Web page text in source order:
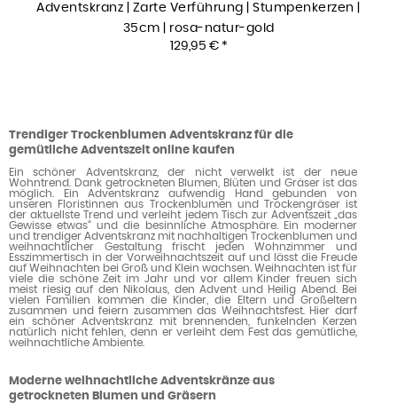
Adventskranz | Zarte Verführung | Stumpenkerzen |
35cm | rosa-natur-gold
129,95 € *
Trendiger Trockenblumen Adventskranz für die
gemütliche Adventszeit online kaufen
Ein schöner Adventskranz, der nicht verwelkt ist der neue
Wohntrend. Dank getrockneten Blumen, Blüten und Gräser ist das
möglich. Ein Adventskranz aufwendig Hand gebunden von
unseren Floristinnen aus Trockenblumen und Trockengräser ist
der aktuellste Trend und verleiht jedem Tisch zur Adventszeit „das
Gewisse etwas“ und die besinnliche Atmosphäre. Ein moderner
und trendiger Adventskranz mit nachhaltigen Trockenblumen und
weihnachtlicher Gestaltung frischt jeden Wohnzimmer und
Esszimmertisch in der Vorweihnachtszeit auf und lässt die Freude
auf Weihnachten bei Groß und Klein wachsen. Weihnachten ist für
viele die schöne Zeit im Jahr und vor allem Kinder freuen sich
meist riesig auf den Nikolaus, den Advent und Heilig Abend. Bei
vielen Familien kommen die Kinder, die Eltern und Großeltern
zusammen und feiern zusammen das Weihnachtsfest. Hier darf
ein schöner Adventskranz mit brennenden, funkelnden Kerzen
natürlich nicht fehlen, denn er verleiht dem Fest das gemütliche,
weihnachtliche Ambiente.
Moderne weihnachtliche Adventskränze aus
getrockneten Blumen und Gräsern